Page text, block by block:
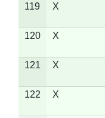
119 X
120 X
121 X
122 X